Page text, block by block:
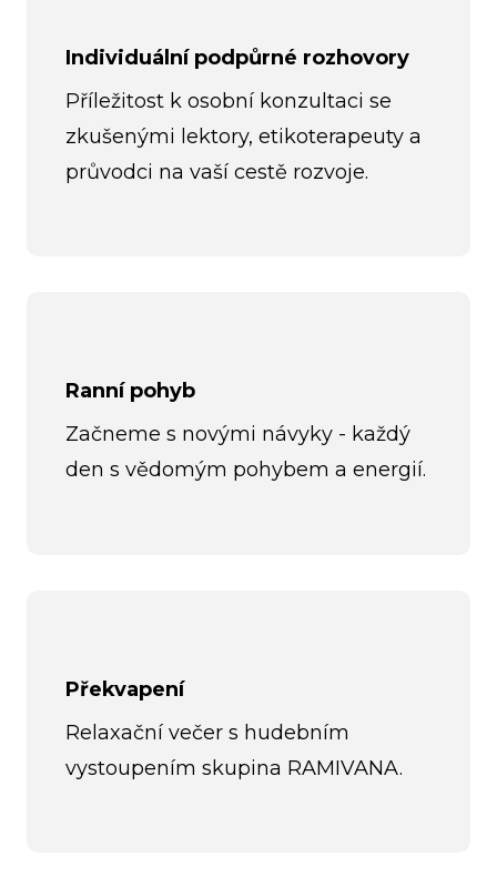
Individuální podpůrné rozhovory
Příležitost k osobní konzultaci se
zkušenými lektory, etikoterapeuty a
průvodci na vaší cestě rozvoje.
Ranní pohyb
Začneme s novými návyky - každý
den s vědomým pohybem a energií.
Překvapení
Relaxační večer s hudebním
vystoupením skupina RAMIVANA.